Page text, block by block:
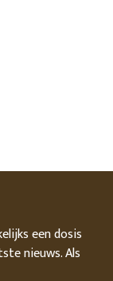
een dosis
nieuws. Als